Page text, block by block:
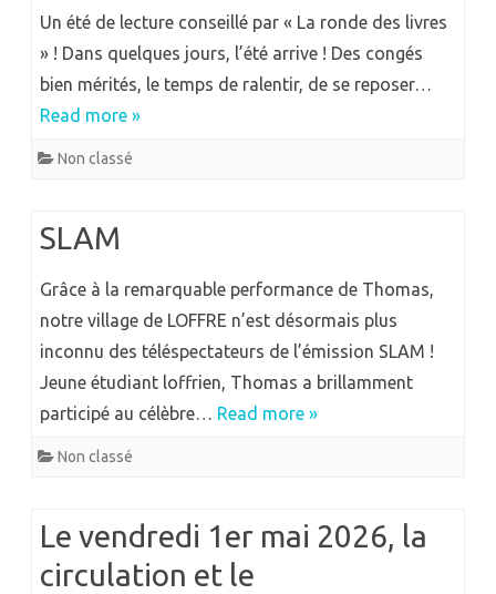
Un été de lecture conseillé par « La ronde des livres
» ! Dans quelques jours, l’été arrive ! Des congés
bien mérités, le temps de ralentir, de se reposer…
Read more »
Non classé
SLAM
Grâce à la remarquable performance de Thomas,
notre village de LOFFRE n’est désormais plus
inconnu des téléspectateurs de l’émission SLAM !
Jeune étudiant loffrien, Thomas a brillamment
participé au célèbre… Read more »
Non classé
Le vendredi 1er mai 2026, la
circulation et le